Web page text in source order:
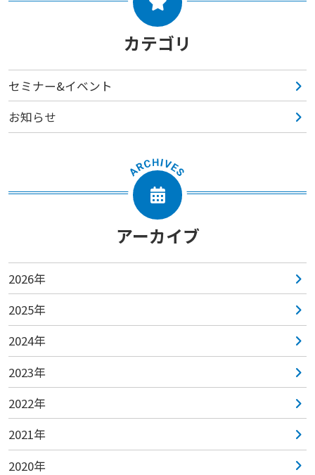
カテゴリ
セミナー&イベント
お知らせ
アーカイブ
2026年
2025年
2024年
2023年
2022年
2021年
2020年